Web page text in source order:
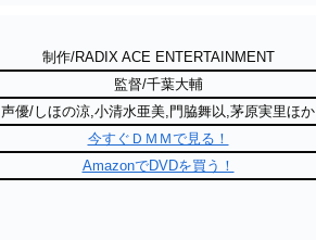
制作/RADIX ACE ENTERTAINMENT
監督/千葉大輔
声優/しほの涼,小清水亜美,門脇舞以,茅原実里ほか
今すぐＤＭＭで見る！
AmazonでDVDを買う！